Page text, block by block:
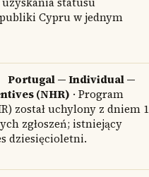
Cypru w jednym
Portugal — Individual —
(NHR) · Program
został uchylony z dniem 1
zgłoszeń; istniejący
dziesięcioletni.